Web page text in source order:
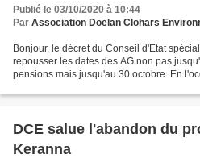
Publié le 03/10/2020 à 10:44
Par Association Doëlan Clohars
Bonjour, le décret du Conseil d'Etat
repousser les dates des AG non pas
pensions mais jusqu'au 30 octobre. En
DCE salue l'abandon du
Keranna